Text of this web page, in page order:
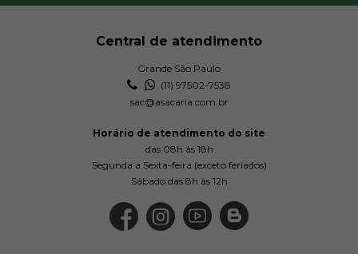
Central de atendimento
Grande São Paulo
(11) 97502-7538
sac@asacaria.com.br
Horário de atendimento do site
das 08h às 18h
Segunda a Sexta-feira (exceto feriados)
Sábado das 8h às 12h